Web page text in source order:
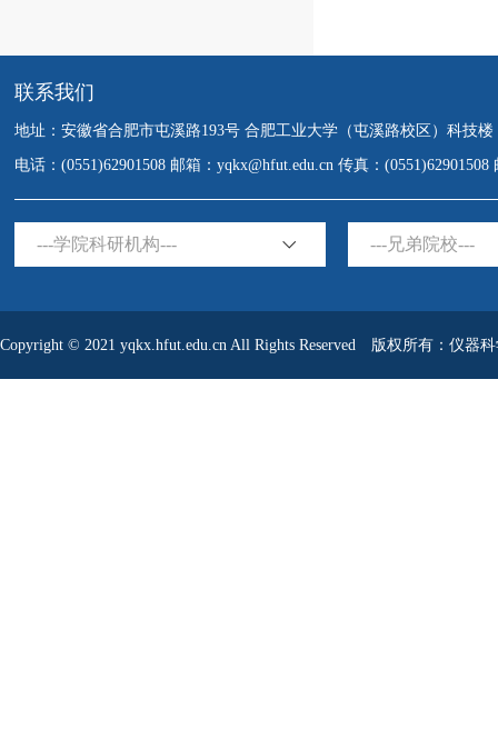
联系我们
地址：安徽省合肥市屯溪路193号 合肥工业大学（屯溪路校区）科技楼
电话：(0551)62901508 邮箱：yqkx@hfut.edu.cn 传真：(0551)62901508
---学院科研机构--- ---兄弟院校---
Copyright © 2021 yqkx.hfut.edu.cn All Rights Reserved 版权所有：仪器